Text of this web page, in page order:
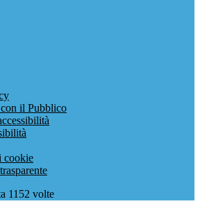
il Pubblico
cookie
1152 volte